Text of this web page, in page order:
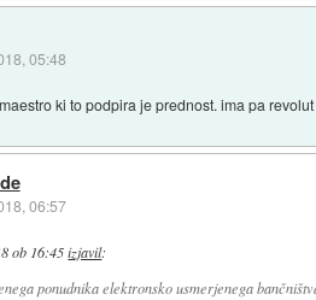
05:48
ki to podpira je prednost. ima pa
06:57
ob 16:45 izjavil:
ponudnika elektronsko usmerjenega